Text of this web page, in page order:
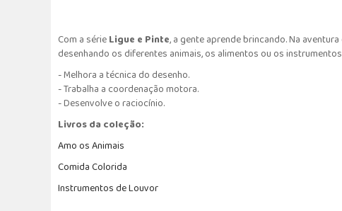
Com a sérieLigue e Pinte, a gente aprende brincando. Na
desenhando os diferentes animais, os alimentos ou os
- Melhora a técnica do desenho.
- Trabalha a coordenação motora.
- Desenvolve o raciocínio.
Livros da coleção:
Amo os Animais
Comida Colorida
Instrumentos de Louvor